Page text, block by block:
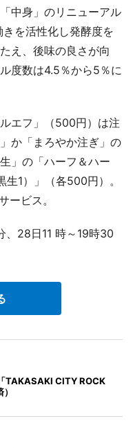
中身」のリニューアル
を活性化し発酵度を
え、後味の良さが向
度数は4.5％から5％に
エフ」（500円）は注
か「まろやか注ぎ」の
」の「ハーフ＆ハー
1）」（各500円）。
ービス。
28日11 時～19時30
TAKASAKI CITY ROCK